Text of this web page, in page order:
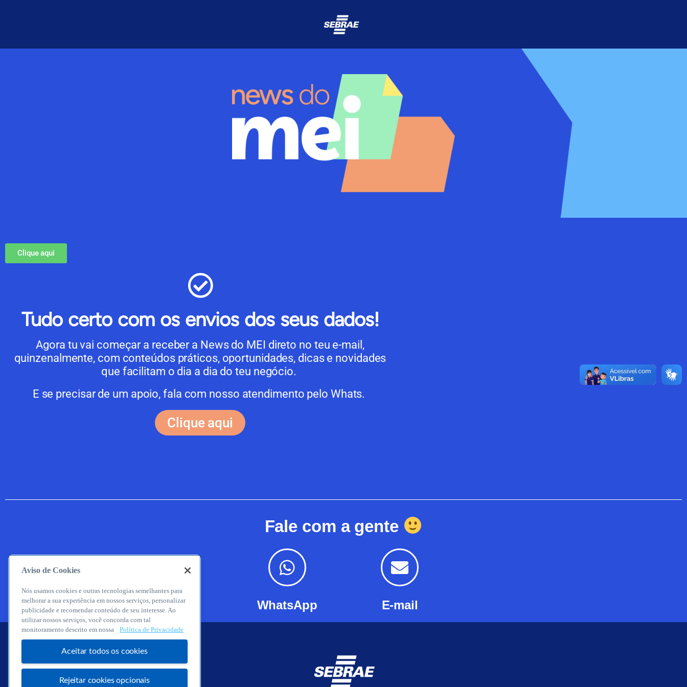
Clique aqui
Tudo certo com os envios dos seus dados!​
Agora tu vai começar a receber a News do MEI direto no teu e-mail,
quinzenalmente, com conteúdos práticos, oportunidades, dicas e novidades
que facilitam o dia a dia do teu negócio.
E se precisar de um apoio, fala com nosso atendimento pelo Whats.
Clique aqui
Fale com a gente
WhatsApp E-mail
Aviso de Cookies
Nós usamos cookies e outras tecnologias semelhantes para
melhorar a sua experiência em nossos serviços, personalizar
publicidade e recomendar conteúdo de seu interesse. Ao
utilizar nossos serviços, você concorda com tal
monitoramento descrito em nossa
Política de Privacidade
Aceitar todos os cookies
Rejeitar cookies opcionais